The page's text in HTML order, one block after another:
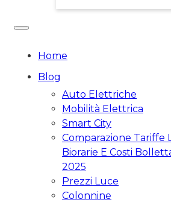
Home
Blog
Auto Elettriche
Mobilità Elettrica
Smart City
Comparazione Tariffe
Biorarie E Costi
2025
Prezzi Luce
Colonnine